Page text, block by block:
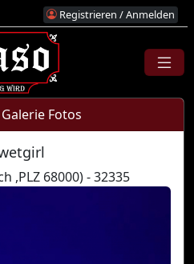
Registrieren / Anmelden
Fotos
,PLZ 68000) - 32335